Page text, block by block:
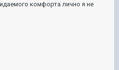
комфорта лично я не